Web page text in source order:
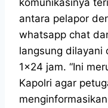
antara pelapor
whatsapp chat
langsung dilayani
1×24 jam. “Ini
Kapolri agar